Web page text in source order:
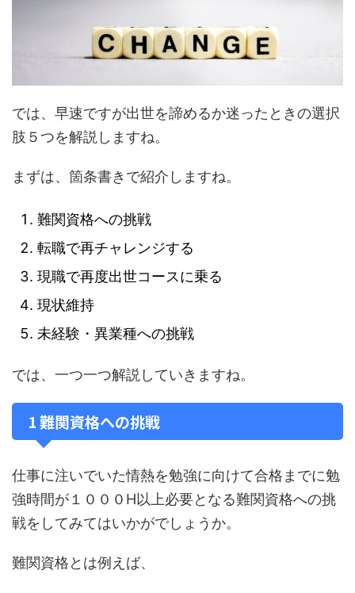
では、早速ですが出世を諦めるか迷ったときの選択
肢５つを解説しますね。
まずは、箇条書きで紹介しますね。
難関資格への挑戦
転職で再チャレンジする
現職で再度出世コースに乗る
現状維持
未経験・異業種への挑戦
では、一つ一つ解説していきますね。
1 難関資格への挑戦
仕事に注いでいた情熱を勉強に向けて合格までに勉
強時間が１０００H以上必要となる難関資格への挑
戦をしてみてはいかがでしょうか。
難関資格とは例えば、